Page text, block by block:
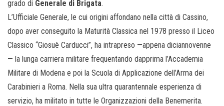
grado di Generale di Brigata.
L’Ufficiale Generale, le cui origini affondano nella città di Cassino,
dopo aver conseguito la Maturità Classica nel 1978 presso il Liceo
Classico “Giosuè Carducci”, ha intrapreso —appena diciannovenne
— la lunga carriera militare frequentando dapprima l’Accademia
Militare di Modena e poi la Scuola di Applicazione dell’Arma dei
Carabinieri a Roma. Nella sua ultra quarantennale esperienza di
servizio, ha militato in tutte le Organizzazioni della Benemerita.